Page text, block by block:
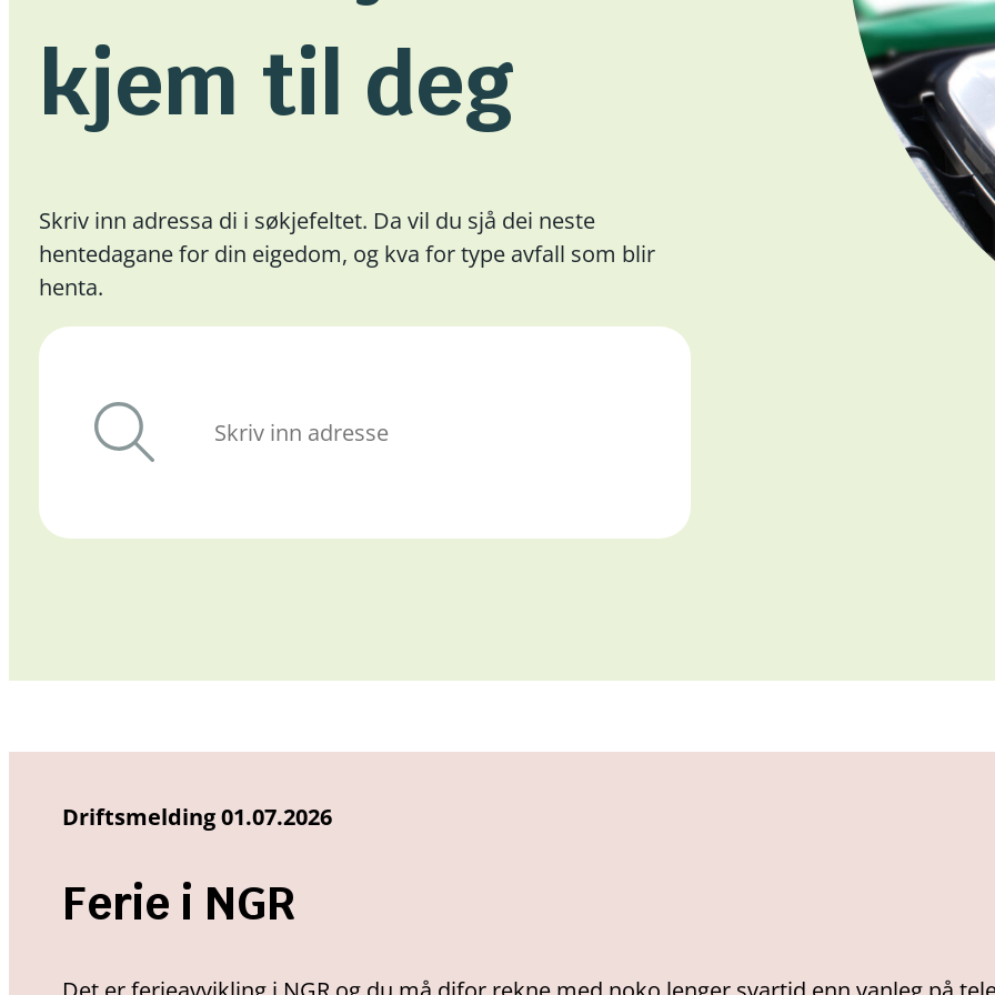
kjem til deg
Skriv inn adressa di i søkjefeltet. Da vil du sjå dei neste
hentedagane for din eigedom, og kva for type avfall som blir
henta.
Driftsmelding 01.07.2026
Ferie i NGR